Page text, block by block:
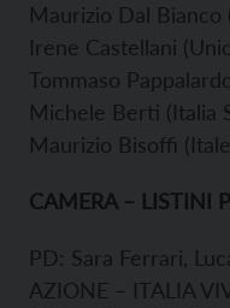
Maurizio Dal
Irene Castellani
Tommaso
Michele Berti (Italia
Maurizio Bisoffi
CAMERA – LISTINI
PD: Sara Ferrari,
AZIONE – ITALIA